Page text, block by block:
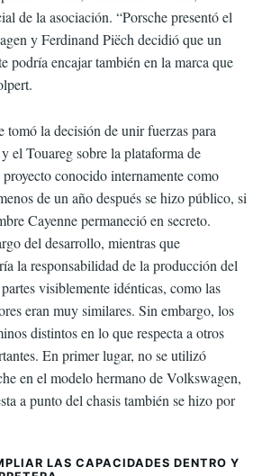
de la asociación. “Porsche presentó el
y Ferdinand Piëch decidió que un
podría encajar también en la marca que
tomó la decisión de unir fuerzas para
el Touareg sobre la plataforma de
conocido internamente como
de un año después se hizo público, si
Cayenne permaneció en secreto.
del desarrollo, mientras que
la responsabilidad de la producción del
visiblemente idénticas, como las
eran muy similares. Sin embargo, los
distintos en lo que respecta a otros
En primer lugar, no se utilizó
en el modelo hermano de Volkswagen,
a punto del chasis también se hizo por
LAS CAPACIDADES DENTRO Y